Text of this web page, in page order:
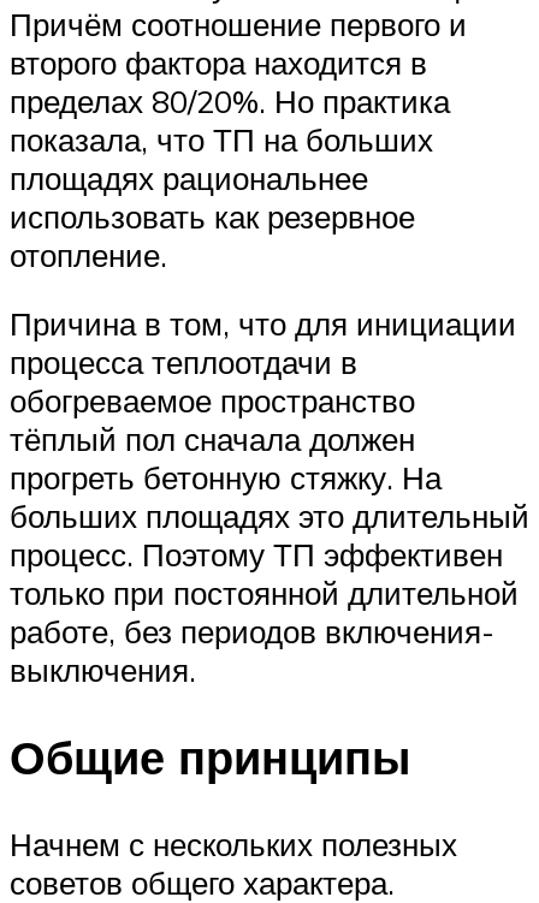
Причём соотношение первого и
второго фактора находится в
пределах 80/20%. Но практика
показала, что ТП на больших
площадях рациональнее
использовать как резервное
отопление.
Причина в том, что для инициации
процесса теплоотдачи в
обогреваемое пространство
тёплый пол сначала должен
прогреть бетонную стяжку. На
больших площадях это длительный
процесс. Поэтому ТП эффективен
только при постоянной длительной
работе, без периодов включения-
выключения.
Общие принципы
Начнем с нескольких полезных
советов общего характера.